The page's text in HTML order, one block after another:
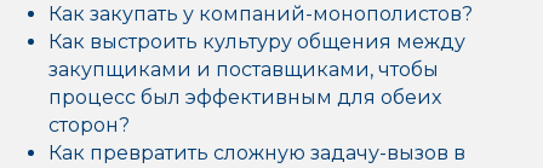
Как закупать у компаний-монополистов?
Как выстроить культуру общения между
закупщиками и поставщиками, чтобы
процесс был эффективным для обеих
сторон?
Как превратить сложную задачу-вызов в